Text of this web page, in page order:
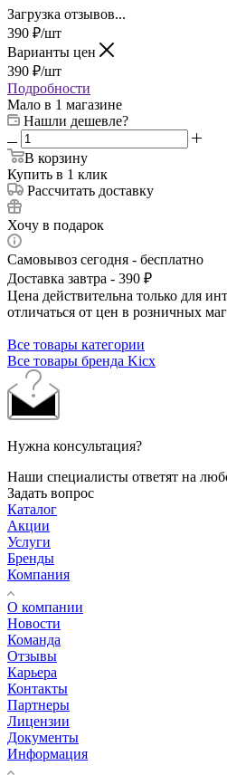
Загрузка отзывов...
390 ₽/шт
Варианты цен
390 ₽/шт
Подробности
Мало в 1 магазине
Нашли дешевле?
В корзину
Купить в 1 клик
Рассчитать доставку
Хочу в подарок
Самовывоз сегодня - бесплатно
Доставка завтра - 390 ₽
Цена действительна только для
отличаться от цен в розничных
Все товары категории
Все товары бренда Kicx
Нужна консультация?
Наши специалисты ответят на
Задать вопрос
Каталог
Акции
Услуги
Бренды
Компания
О компании
Новости
Команда
Отзывы
Карьера
Контакты
Партнеры
Лицензии
Документы
Информация